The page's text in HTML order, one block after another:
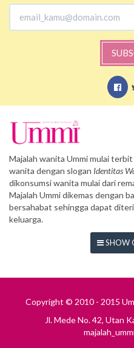
Majalah wanita Ummi mulai
wanita dengan slogan Identitas
dikonsumsi wanita mulai dari
Majalah Ummi dikemas dengan
bersahabat sehingga dapat
keluarga.
SHOW
Copyright © 2010 - 2015
Jl. Mede No. 42, Utan